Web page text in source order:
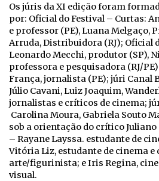
Os júris da XI edição foram
por: Oficial do Festival – Curtas:
e professor (PE), Luana Melgaço,
Arruda, Distribuidora (RJ); Oficial
Leonardo Mecchi, produtor (SP),
professora e pesquisadora (RJ/
França, jornalista (PE); júri Canal
Júlio Cavani, Luiz Joaquim,
jornalistas e críticos de cinema;
Carolina Moura, Gabriela Souto
sob a orientação do crítico Juliano
– Rayane Layssa. estudante de
Vitória Liz, estudante de cinema e
arte/figurinista; e Iris Regina,
visual.